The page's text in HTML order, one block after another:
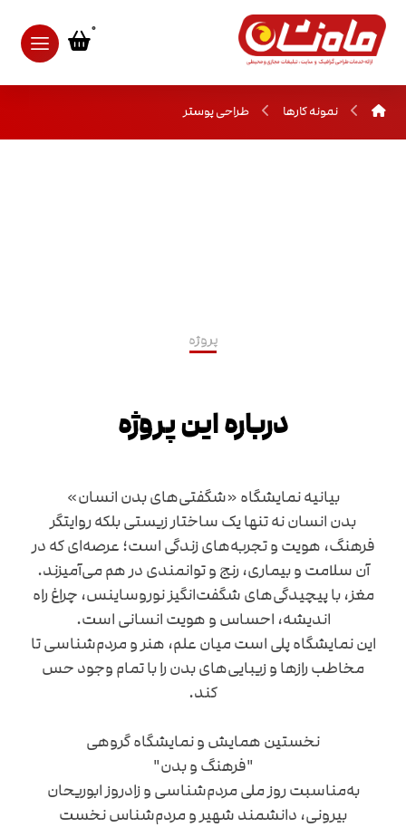
نمونه کارها طراحی پوستر
پروژه
درباره این پروژه
بیانیه نمایشگاه «شگفتی‌های بدن انسان»
بدن انسان نه تنها یک ساختار زیستی بلکه روایتگر
فرهنگ، هویت و تجربه‌های زندگی است؛ عرصه‌ای که در
آن سلامت و بیماری، رنج و توانمندی در هم می‌آمیزند.
مغز، با پیچیدگی‌های شگفت‌انگیز نوروساینس، چراغ راه
اندیشه، احساس و هویت انسانی است.
این نمایشگاه پلی است میان علم، هنر و مردم‌شناسی تا
مخاطب رازها و زیبایی‌های بدن را با تمام وجود حس
کند.
نخستین همایش و نمایشگاه گروهی
"فرهنگ و بدن"
به‌مناسبت روز ملی مردم‌شناسی و زادروز ابوریحان
بیرونی، دانشمند شهیر و مردم‌شناس نخست